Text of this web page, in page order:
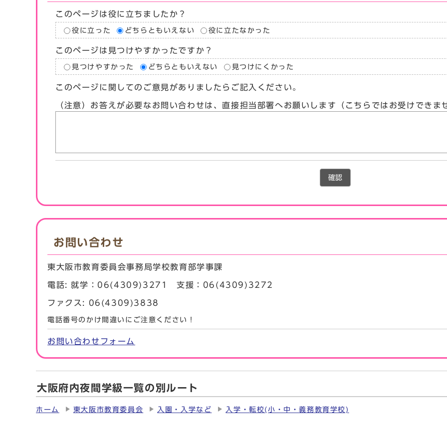
このページは役に立ちましたか？
役に立った どちらともいえない 役に立たなかった
このページは見つけやすかったですか？
見つけやすかった どちらともいえない 見つけにくかった
このページに関してのご意見がありましたらご記入ください。
（注意）お答えが必要なお問い合わせは、直接担当部署へお願いします（こちらではお受けできま
確認
お問い合わせ
東大阪市教育委員会事務局学校教育部学事課
電話: 就学：06(4309)3271 支援：06(4309)3272
ファクス: 06(4309)3838
電話番号のかけ間違いにご注意ください！
お問い合わせフォーム
大阪府内夜間学級一覧の別ルート
ホーム 東大阪市教育委員会 入園・入学など 入学・転校(小・中・義務教育学校)